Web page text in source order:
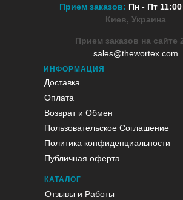
ИНФОРМАЦИЯ
Доставка
Оплата
Возврат и Обмен
Пользовательское Соглашение
Политика конфиденциальности
Публичная оферта
КАТАЛОГ
Отзывы и Работы
Прием заказов: Пн - Пт
Киев, Украина
Прием заказов на сайте
sales@thewortex.com